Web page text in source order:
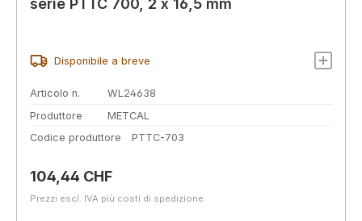
serie PTTC 700, 2 x 16,5 mm
Disponibile a breve
Articolo n.
WL24638
Produttore
METCAL
Codice produttore
PTTC-703
Prezzo normale:
104,44 CHF
Prezzi escl. IVA più costi di spedizione